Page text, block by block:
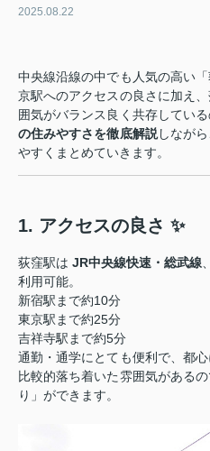
2025.08.22
中央線沿線の中でも人気の高い
京駅へのアクセスの良さに加え
囲気がバランス良く共存している
の住みやすさを徹底解説しなが
やすくまとめていきます。
1. アクセスの良さ ✨
荻窪駅は JR中央線快速・総武線
利用可能。
新宿駅まで約10分
東京駅まで約25分
吉祥寺駅まで約5分
通勤・通学にとても便利で、都
比較的落ち着いた雰囲気がある
り」ができます。